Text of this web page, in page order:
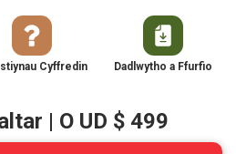
Cyffredin Dadlwytho a Ffurfio
| O UD $ 499